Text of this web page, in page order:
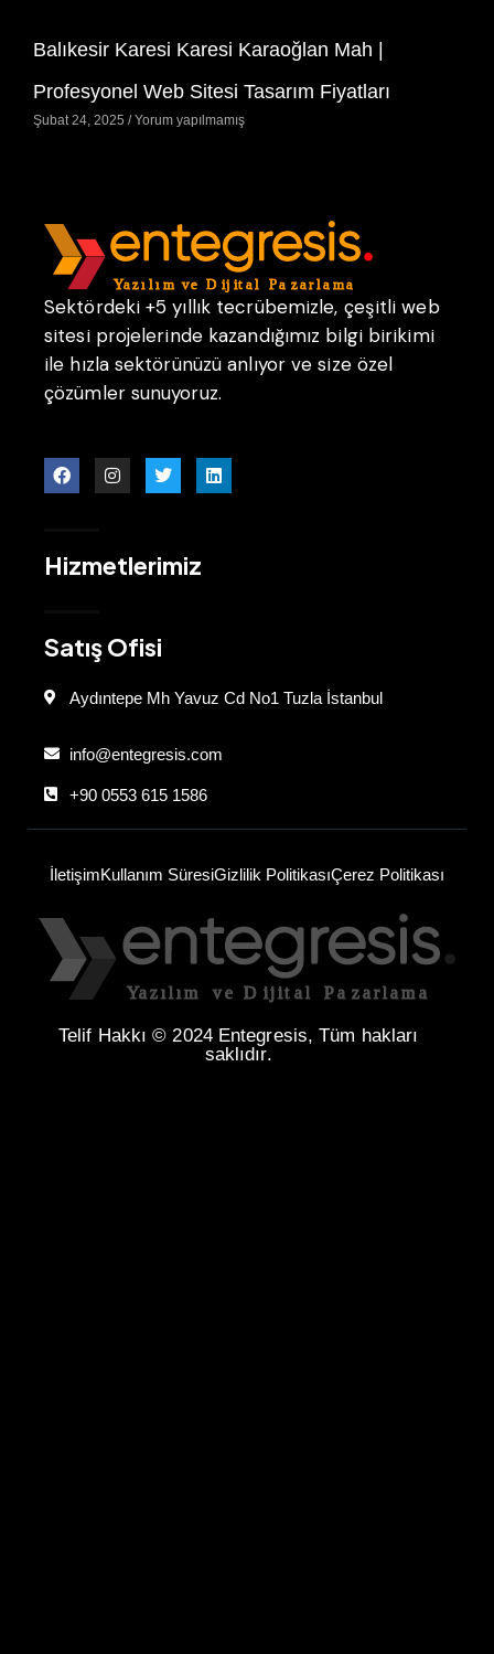
Balıkesir Karesi Karesi Karaoğlan Mah |
Profesyonel Web Sitesi Tasarım Fiyatları
Şubat 24, 2025 Yorum yapılmamış
Sektördeki +5 yıllık tecrübemizle, çeşitli web
sitesi projelerinde kazandığımız bilgi birikimi
ile hızla sektörünüzü anlıyor ve size özel
çözümler sunuyoruz.
Hizmetlerimiz
Satış Ofisi
Aydıntepe Mh Yavuz Cd No1 Tuzla İstanbul
info@entegresis.com
+90 0553 615 1586
İletişimKullanım SüresiGizlilik PolitikasıÇerez Politikası
Telif Hakkı © 2024 Entegresis, Tüm hakları
saklıdır.